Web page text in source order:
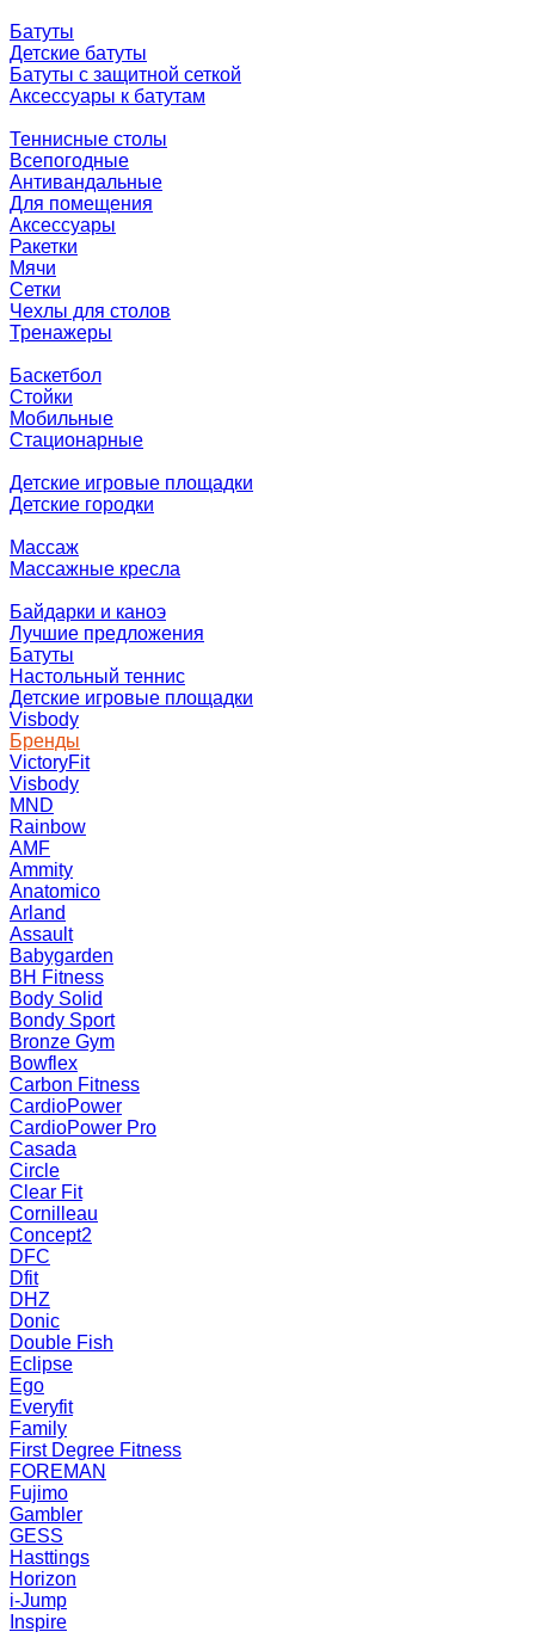
Батуты
Детские батуты
Батуты с защитной сеткой
Аксессуары к батутам
Теннисные столы
Всепогодные
Антивандальные
Для помещения
Аксессуары
Ракетки
Мячи
Сетки
Чехлы для столов
Тренажеры
Баскетбол
Стойки
Мобильные
Стационарные
Детские игровые площадки
Детские городки
Массаж
Массажные кресла
Байдарки и каноэ
Лучшие предложения
Батуты
Настольный теннис
Детские игровые площадки
Visbody
Бренды
VictoryFit
Visbody
MND
Rainbow
AMF
Ammity
Anatomico
Arland
Assault
Babygarden
BH Fitness
Body Solid
Bondy Sport
Bronze Gym
Bowflex
Carbon Fitness
CardioPower
CardioPower Pro
Casada
Circle
Clear Fit
Cornilleau
Concept2
DFC
Dfit
DHZ
Donic
Double Fish
Eclipse
Ego
Everyfit
Family
First Degree Fitness
FOREMAN
Fujimo
Gambler
GESS
Hasttings
Horizon
i-Jump
Inspire